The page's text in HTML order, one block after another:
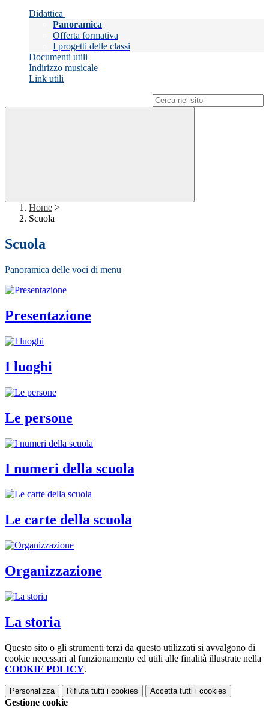
Didattica
Panoramica
Offerta formativa
I progetti delle classi
Documenti utili
Indirizzo musicale
Link utili
Home >
Scuola
Scuola
Panoramica delle voci di menu
Presentazione
I luoghi
Le persone
I numeri della scuola
Le carte della scuola
Organizzazione
La storia
Questo sito o gli strumenti terzi da questo utilizzati si avvalgono di
cookie necessari al funzionamento ed utili alle finalità illustrate nella
COOKIE POLICY.
Personalizza Rifiuta tutti i cookies Accetta tutti i cookies
Gestione cookie